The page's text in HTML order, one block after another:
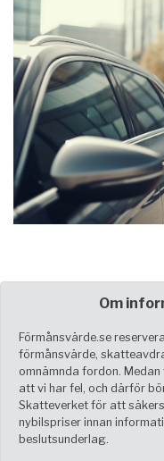
Om
Förmånsvärde.se
förmånsvärde,
omnämnda fordon.
att vi har fel, och därför
Skatteverket för att
nybilspriser innan
beslutsunderlag.